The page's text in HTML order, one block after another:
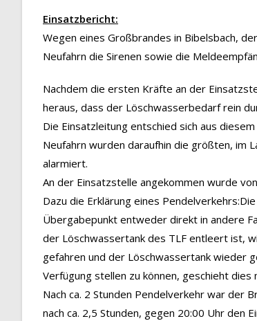
Einsatzbericht:
Wegen eines Großbrandes in Bibelsbach,
Neufahrn die Sirenen sowie die
Nachdem die ersten Kräfte an der
heraus, dass der Löschwasserbedarf rein
Die Einsatzleitung entschied sich aus
Neufahrn wurden daraufhin die größten, im
alarmiert.
An der Einsatzstelle angekommen wurde
Dazu die Erklärung eines
Übergabepunkt entweder direkt in andere
der Löschwassertank des TLF entleert ist,
gefahren und der Löschwassertank wieder
Verfügung stellen zu können, geschieht
Nach ca. 2 Stunden Pendelverkehr war der
nach ca. 2,5 Stunden, gegen 20:00 Uhr den